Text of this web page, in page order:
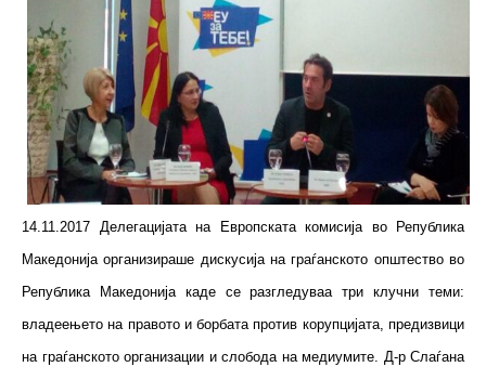
14.11.2017 Делегацијата на Европската комисија во Република
Македонија организираше дискусија на граѓанското општество во
Република Македонија каде се разгледуваа три клучни теми:
владеењето на правото и борбата против корупцијата, предизвици
на граѓанското организации и слобода на медиумите. Д-р Слаѓана